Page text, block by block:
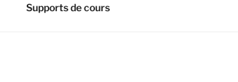
Supports de cours